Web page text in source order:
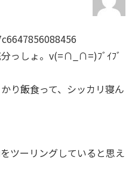
っしょ。v(=∩_∩=)ﾌﾞｲﾌﾞ
り飯食って、シッカリ寝ん
ツーリングしていると思え